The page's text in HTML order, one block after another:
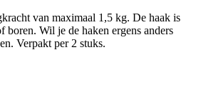
van maximaal 1,5 kg. De haak is
boren. Wil je de haken ergens anders
Verpakt per 2 stuks.